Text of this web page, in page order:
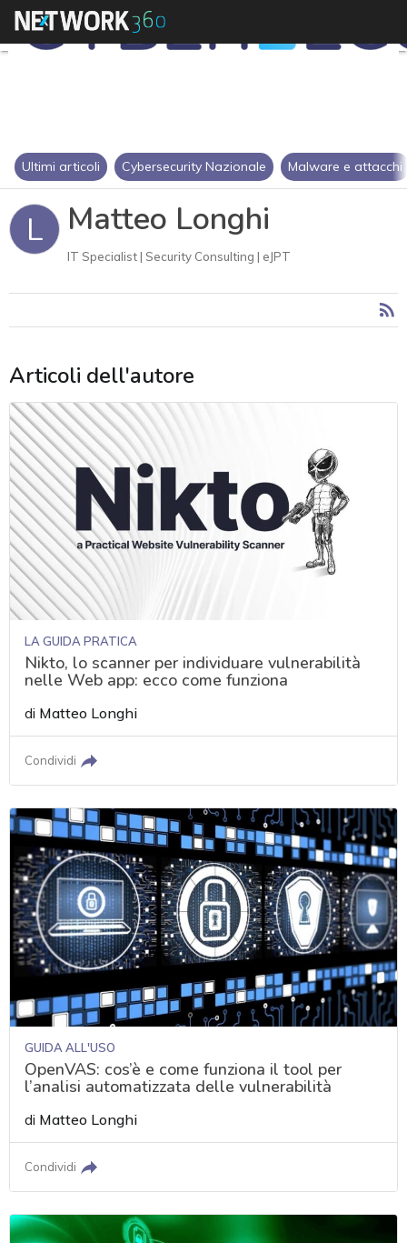
Ultimi articoli Cybersecurity Nazionale Malware e attacchi
L Matteo Longhi
IT Specialist | Security Consulting | eJPT
Articoli dell'autore
LA GUIDA PRATICA
Nikto, lo scanner per individuare vulnerabilità
nelle Web app: ecco come funziona
di Matteo Longhi
Condividi
GUIDA ALL'USO
OpenVAS: cos’è e come funziona il tool per
l’analisi automatizzata delle vulnerabilità
di Matteo Longhi
Condividi